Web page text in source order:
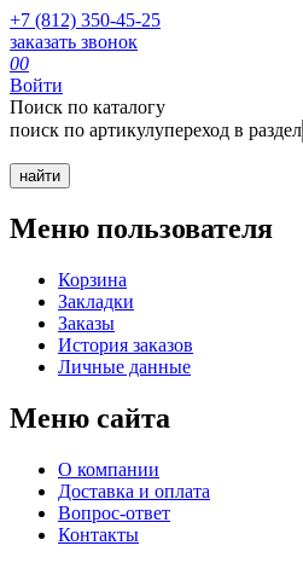
+7 (812) 350-45-25
заказать звонок
00
Войти
Поиск по каталогу
поиск по артикулупереход в раздел
Меню пользователя
Корзина
Закладки
Заказы
История заказов
Личные данные
Меню сайта
О компании
Доставка и оплата
Вопрос-ответ
Контакты